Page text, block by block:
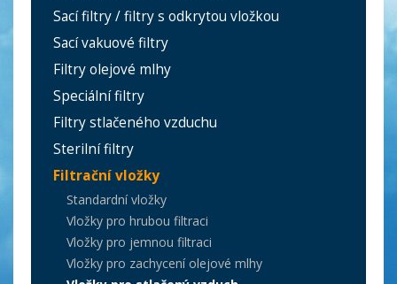
Sací filtry / filtry s odkrytou vložkou
Sací vakuové filtry
Filtry olejové mlhy
Speciální filtry
Filtry stlačeného vzduchu
Sterilní filtry
Filtrační vložky
Standardní vložky
Vložky pro hrubou filtraci
Vložky pro jemnou filtraci
Vložky pro zachycení olejové mlhy